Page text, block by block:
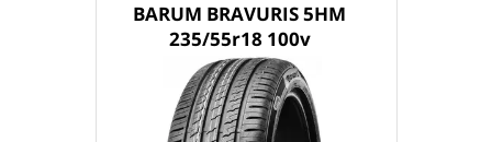
BARUM BRAVURIS 5HM
235/55r18 100v